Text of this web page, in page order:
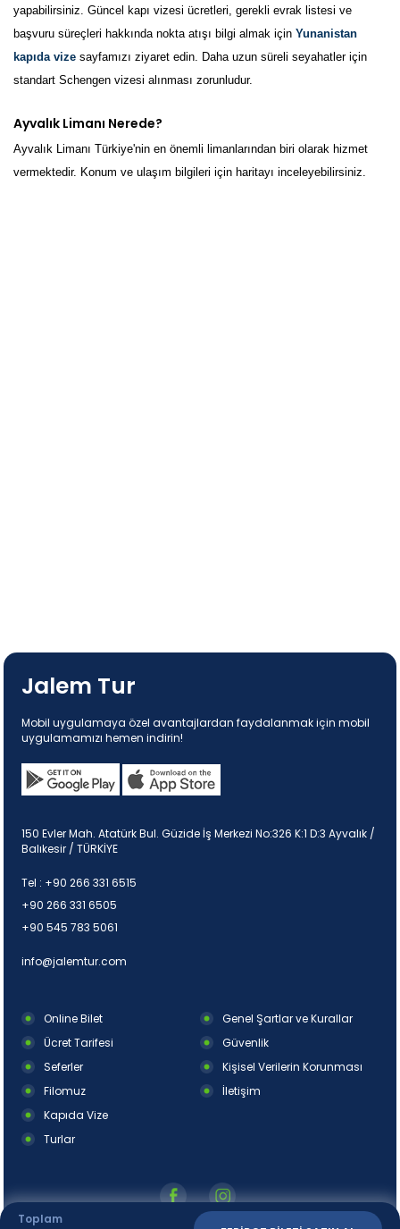
Toplam
yapabilirsiniz. Güncel kapı vizesi ücretleri, gerekli evrak listesi ve
başvuru süreçleri hakkında nokta atışı bilgi almak için Yunanistan
kapıda vize sayfamızı ziyaret edin. Daha uzun süreli seyahatler için
standart Schengen vizesi alınması zorunludur.
Ayvalık Limanı Nerede?
Ayvalık Limanı Türkiye'nin en önemli limanlarından biri olarak hizmet
vermektedir. Konum ve ulaşım bilgileri için haritayı inceleyebilirsiniz.
Jalem Tur
Mobil uygulamaya özel avantajlardan faydalanmak için mobil
uygulamamızı hemen indirin!
150 Evler Mah. Atatürk Bul. Güzide İş Merkezi No:326 K:1 D:3 Ayvalık /
Balıkesir / TÜRKİYE
Tel : +90 266 331 6515
+90 266 331 6505
+90 545 783 5061
info@jalemtur.com
Online Bilet
Ücret Tarifesi
Seferler
Filomuz
Kapıda Vize
Turlar
Genel Şartlar ve Kurallar
Güvenlik
Kişisel Verilerin Korunması
İletişim